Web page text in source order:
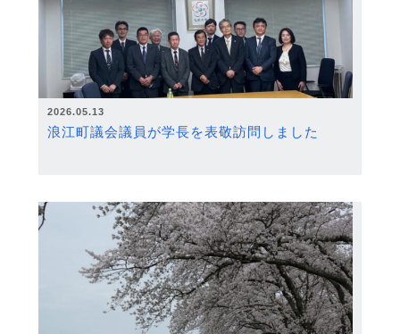
2026.05.13
浪江町議会議員が学長を表敬訪問しました